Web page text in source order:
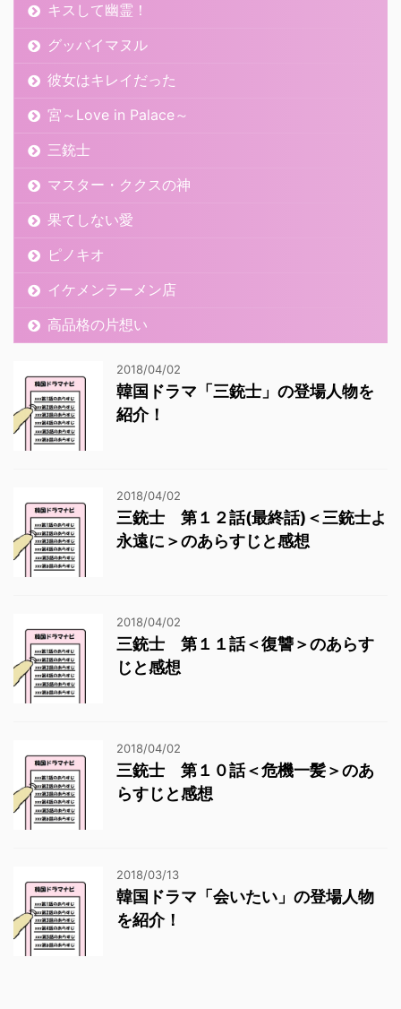
キスして幽霊！
グッバイマヌル
彼女はキレイだった
宮～Love in Palace～
三銃士
マスター・ククスの神
果てしない愛
ピノキオ
イケメンラーメン店
高品格の片想い
2018/04/02
韓国ドラマ「三銃士」の登場人物を
紹介！
2018/04/02
三銃士 第１２話(最終話)＜三銃士よ
永遠に＞のあらすじと感想
2018/04/02
三銃士 第１１話＜復讐＞のあらす
じと感想
2018/04/02
三銃士 第１０話＜危機一髪＞のあ
らすじと感想
2018/03/13
韓国ドラマ「会いたい」の登場人物
を紹介！